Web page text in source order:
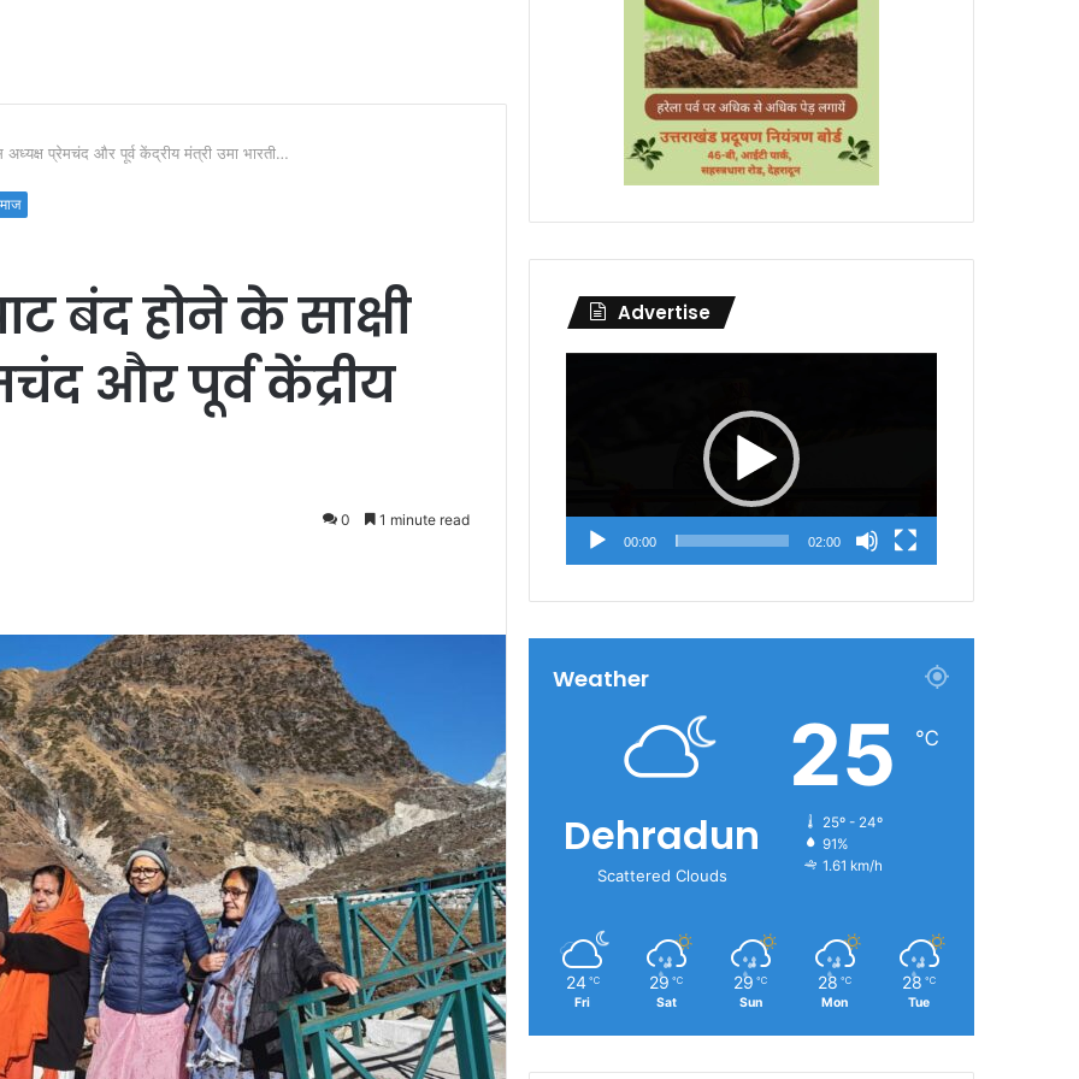
प्रेमचंद और पूर्व केंद्रीय मंत्री उमा भारती…
बंद होने के साक्षी
और पूर्व केंद्रीय
0 1 minute read
Advertise
00:00 02:00
Weather
Dehradun
Scattered Clouds
25 ℃
25º - 24º
91%
1.61 km/h
24 ℃
Fri
29 ℃
Sat
29 ℃
Sun
28 ℃
Mon
28 ℃
Tue